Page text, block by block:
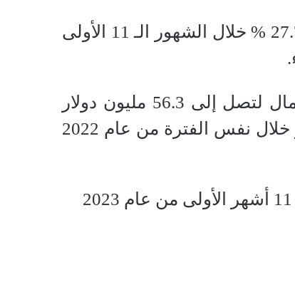
شهدت الصادرات المصرية إلى الصومال ارتفاعًا بنسبة وصل إلى 27.7 % خلال الشهور الـ 11 الأولى
كما أظهرت البيانات ارتفاع قيمة التبادل التجاري بين مصر والصومال لتصل إلى 56.3 مليون دولار
خلال خلال الـ11 أشهر الأولى من عام 2023 مقابل 44.5 مليون دولار خلال نفس الفترة من عام 2022